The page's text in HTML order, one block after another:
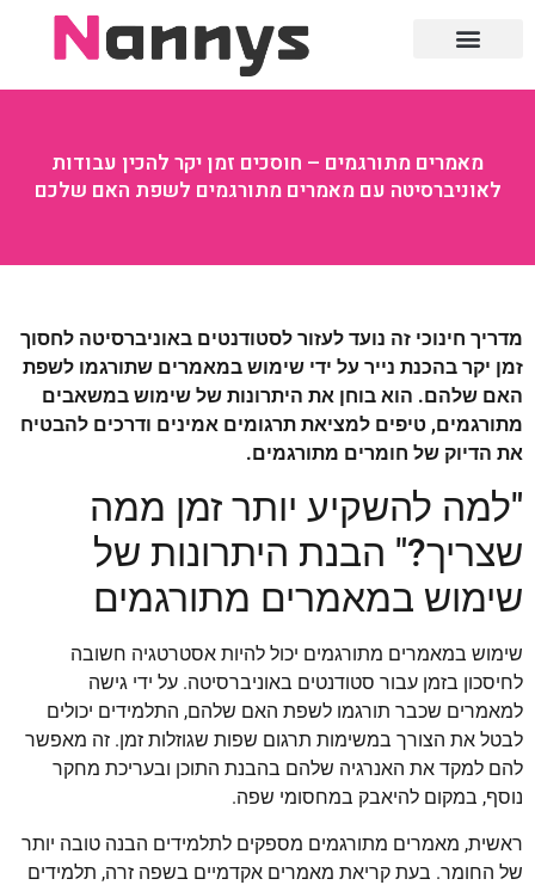
מאמרים מתורגמים – חוסכים זמן יקר להכין עבודות
לאוניברסיטה עם מאמרים מתורגמים לשפת האם שלכם
מדריך חינוכי זה נועד לעזור לסטודנטים באוניברסיטה לחסוך
זמן יקר בהכנת נייר על ידי שימוש במאמרים שתורגמו לשפת
האם שלהם. הוא בוחן את היתרונות של שימוש במשאבים
מתורגמים, טיפים למציאת תרגומים אמינים ודרכים להבטיח
את הדיוק של חומרים מתורגמים.
"למה להשקיע יותר זמן ממה
שצריך?" הבנת היתרונות של
שימוש במאמרים מתורגמים
שימוש במאמרים מתורגמים יכול להיות אסטרטגיה חשובה
לחיסכון בזמן עבור סטודנטים באוניברסיטה. על ידי גישה
למאמרים שכבר תורגמו לשפת האם שלהם, התלמידים יכולים
לבטל את הצורך במשימות תרגום שפות שגוזלות זמן. זה מאפשר
להם למקד את האנרגיה שלהם בהבנת התוכן ובעריכת מחקר
נוסף, במקום להיאבק במחסומי שפה.
ראשית, מאמרים מתורגמים מספקים לתלמידים הבנה טובה יותר
של החומר. בעת קריאת מאמרים אקדמיים בשפה זרה, תלמידים